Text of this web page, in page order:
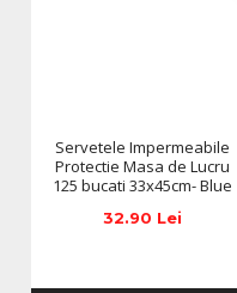
Servetele Impermeabile
Protectie Masa de Lucru
125 bucati 33x45cm- Blue
32.90 Lei